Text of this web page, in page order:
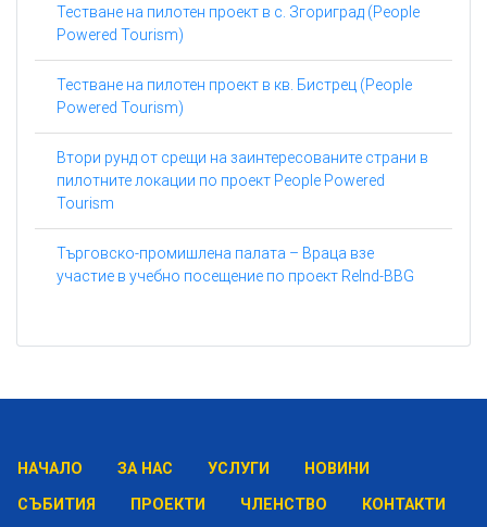
Тестване на пилотен проект в с. Згориград (People
Powered Tourism)
Тестване на пилотен проект в кв. Бистрец (People
Powered Tourism)
Втори рунд от срещи на заинтересованите страни в
пилотните локации по проект People Powered
Tourism
Търговско-промишлена палата – Враца взе
участие в учебно посещение по проект ReInd-BBG
НАЧАЛО ЗА НАС УСЛУГИ
НОВИНИ
СЪБИТИЯ
ПРОЕКТИ ЧЛЕНСТВО КОНТАКТИ